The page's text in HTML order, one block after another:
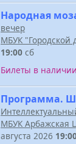
Народная
вечер
МБУК "Городской
19:00 сб
Билеты в
Программа.
МБУК Арбажская
августа 2026